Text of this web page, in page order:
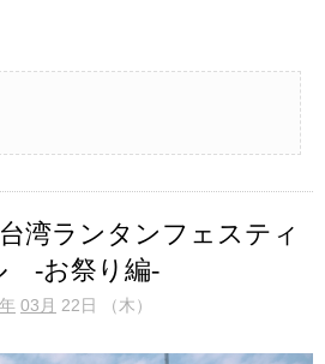
台湾ランタンフェスティ
-お祭り編-
03月 22日 （木）